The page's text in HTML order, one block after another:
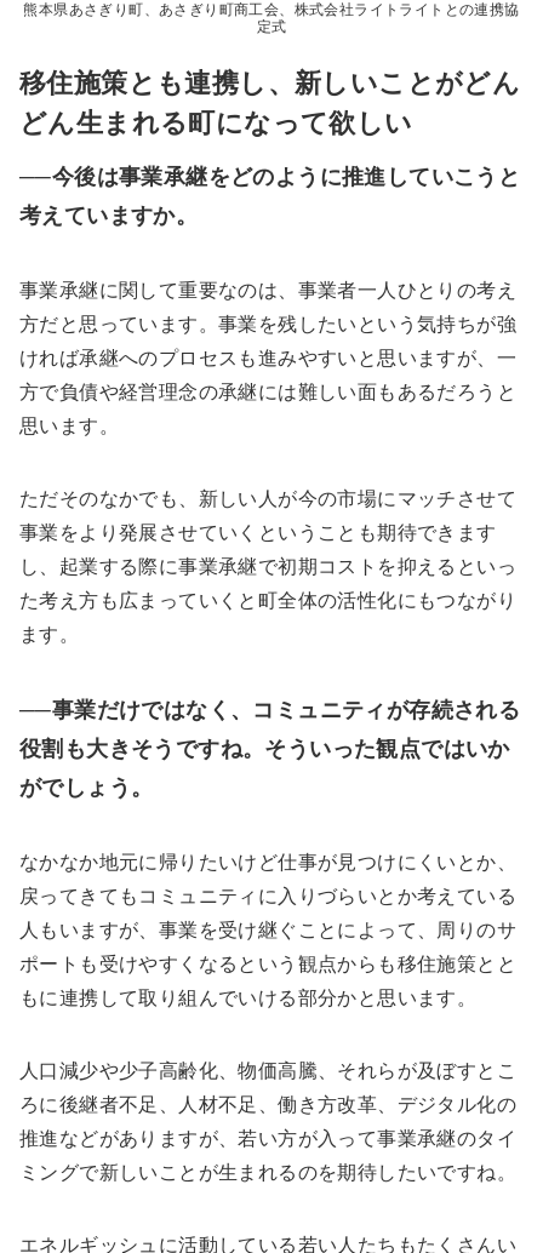
熊本県あさぎり町、あさぎり町商工会、株式会社ライトライトとの連携協
定式
移住施策とも連携し、新しいことがどん
どん生まれる町になって欲しい
──今後は事業承継をどのように推進していこうと
考えていますか。
事業承継に関して重要なのは、事業者一人ひとりの考え
方だと思っています。事業を残したいという気持ちが強
ければ承継へのプロセスも進みやすいと思いますが 、一
方で負債や経営理念の承継には難しい面もあるだろうと
思います。
ただそのなかでも、新しい人が今の市場にマッチさせて
事業をより発展させていくということも期待できます
し、起業する際に事業承継で初期コストを抑えるといっ
た考え方も広まっていくと町全体の活性化にもつながり
ます。
──事業だけではなく、コミュニティが存続される
役割も大きそうですね。そういった観点ではいか
がでしょう。
なかなか地元に帰りたいけど仕事が見つけにくいとか、
戻ってきてもコミュニティに入りづらいとか考えている
人もいますが、事業を受け継ぐことによって、周りのサ
ポートも受けやすくなるという観点からも移住施策とと
もに連携して取り組んでいける部分かと思います。
人口減少や少子高齢化、物価高騰、それらが及ぼすとこ
ろに後継者不足、人材不足、働き方改革、デジタル化の
推進などがありますが、若い方が入って事業承継のタイ
ミングで新しいことが生まれるのを期待したいですね。
エネルギッシュに活動している若い人たちもたくさんい